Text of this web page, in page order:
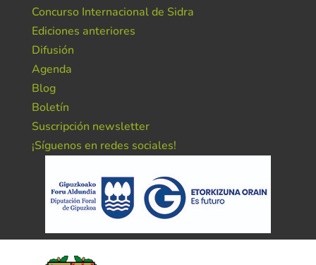
Concurso Internacional de Sidra
Ediciones anteriores
Difusión
Agenda
Blog
Boletín
Suscripción newsletter
¡Síguenos en redes sociales!